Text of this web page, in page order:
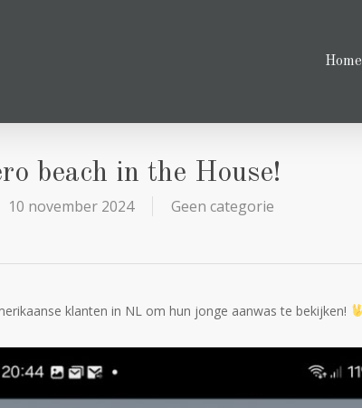
Home
beach in the House!
10 november 2024 Geen categorie
klanten in NL om hun jonge aanwas te bekijken!